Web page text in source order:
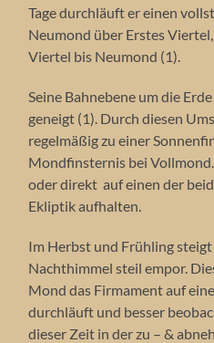
Tage durchläuft er einen
Neumond über Erstes
Viertel bis Neumond (1).
Seine Bahnebene um die
geneigt (1). Durch diesen
regelmäßig zu einer
Mondfinsternis bei Vollmond.
oder direkt auf einen der
Ekliptik aufhalten.
Im Herbst und Frühling
Nachthimmel steil empor.
Mond das Firmament auf
durchläuft und besser
dieser Zeit in der zu – &